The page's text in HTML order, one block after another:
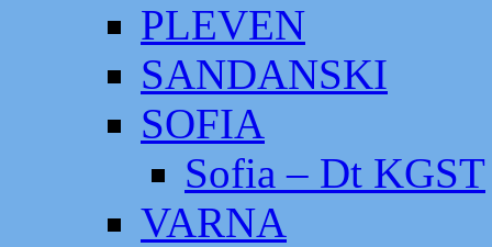
PLEVEN
SANDANSKI
SOFIA
Sofia – Dt KGST
VARNA